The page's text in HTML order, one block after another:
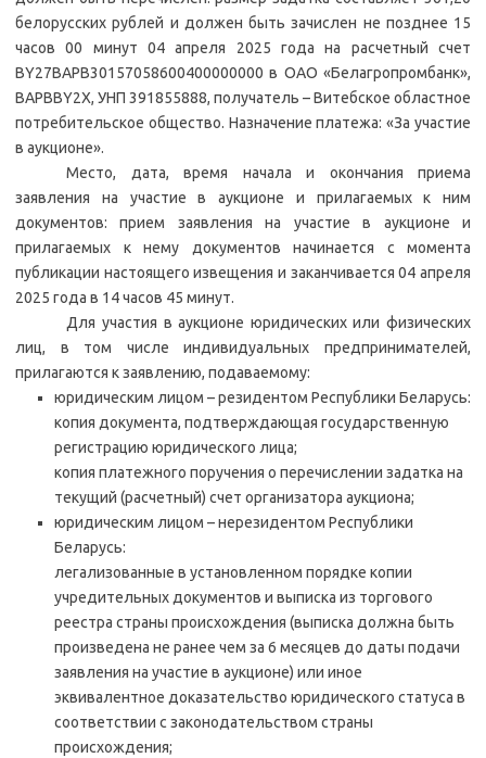
белорусских рублей и должен быть зачислен не позднее 15
часов 00 минут 04 апреля 2025 года на расчетный счет
BY27BAPB30157058600400000000 в ОАО «Белагропромбанк»,
BAPBBY2X, УНП 391855888, получатель – Витебское областное
потребительское общество. Назначение платежа: «За участие
в аукционе».
Место, дата, время начала и окончания приема
заявления на участие в аукционе и прилагаемых к ним
документов: прием заявления на участие в аукционе и
прилагаемых к нему документов начинается с момента
публикации настоящего извещения и заканчивается 04 апреля
2025 года в 14 часов 45 минут.
Для участия в аукционе юридических или физических
лиц, в том числе индивидуальных предпринимателей,
прилагаются к заявлению, подаваемому:
юридическим лицом – резидентом Республики Беларусь:
копия документа, подтверждающая государственную
регистрацию юридического лица;
копия платежного поручения о перечислении задатка на
текущий (расчетный) счет организатора аукциона;
юридическим лицом – нерезидентом Республики
Беларусь:
легализованные в установленном порядке копии
учредительных документов и выписка из торгового
реестра страны происхождения (выписка должна быть
произведена не ранее чем за 6 месяцев до даты подачи
заявления на участие в аукционе) или иное
эквивалентное доказательство юридического статуса в
соответствии с законодательством страны
происхождения;